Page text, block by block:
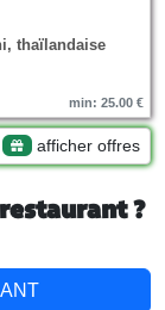
thaïlandaise
min: 25.00 €
afficher offres
?